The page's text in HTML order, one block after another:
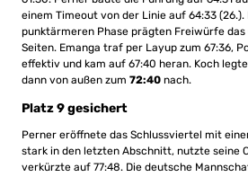
einem Timeout von der Linie auf 64:33 (26.).
punktärmeren Phase prägten Freiwürfe das
Seiten. Emanga traf per Layup zum 67:36,
effektiv und kam auf 67:40 heran. Koch
dann von außen zum 72:40 nach.
Platz 9 gesichert
Perner eröffnete das Schlussviertel mit
stark in den letzten Abschnitt, nutzte seine
verkürzte auf 77:48. Die deutsche